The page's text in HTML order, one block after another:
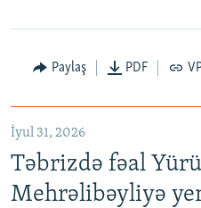
Paylaş PDF
İyul 31, 2026
Təbrizdə fəal
Mehrəlibəyliyə